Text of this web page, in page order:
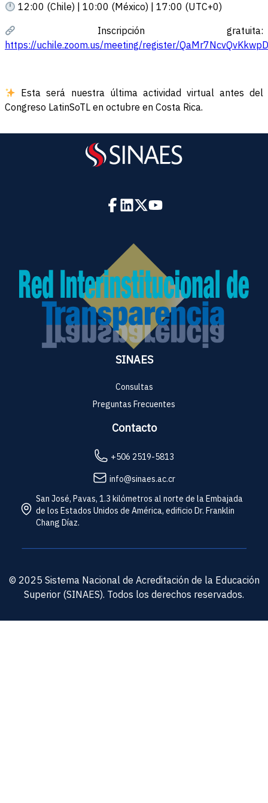
12:00 (Chile) | 10:00 (México) | 17:00 (UTC+0)
Inscripción gratuita:
https://uchile.zoom.us/meeting/register/
Esta será nuestra última actividad virtual antes del
Congreso LatinSoTL en octubre en Costa Rica.
SINAES
Consultas
Preguntas Frecuentes
Contacto
+506 2519-5813
info@sinaes.ac.cr
San José, Pavas, 1.3 kilómetros al norte de la Embajada
de los Estados Unidos de América, edificio Dr. Franklin
Chang Díaz.
© 2025 Sistema Nacional de Acreditación de la Educación
Superior (SINAES). Todos los derechos reservados.